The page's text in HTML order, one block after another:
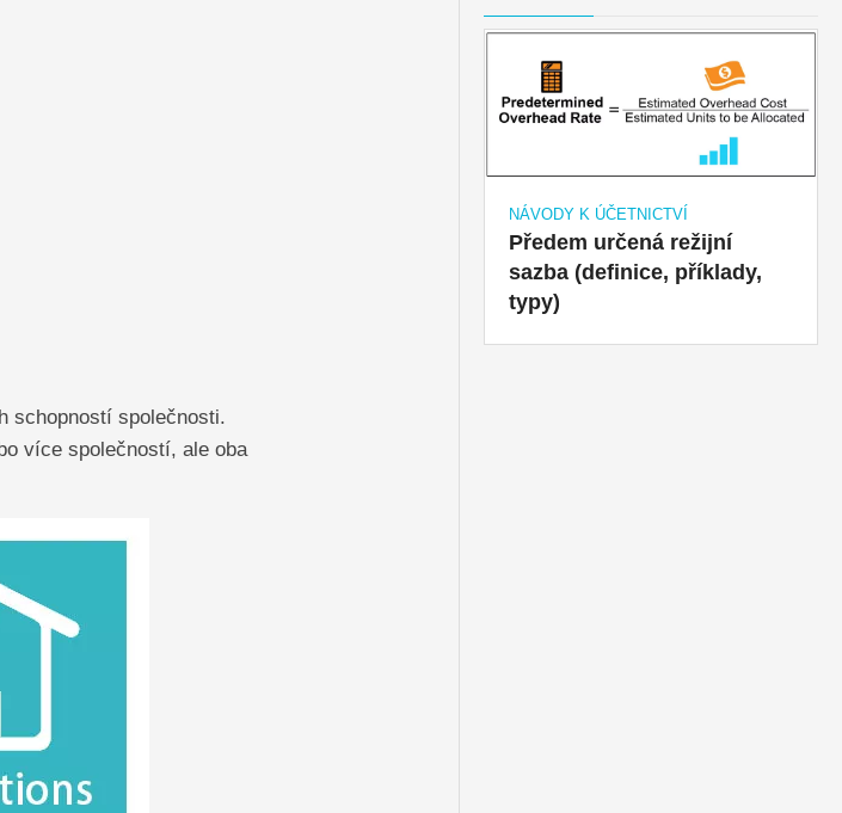
schopností společnosti.
více společností, ale oba
NÁVODY K ÚČETNICTVÍ
Předem určená režijní
sazba (definice, příklady,
typy)